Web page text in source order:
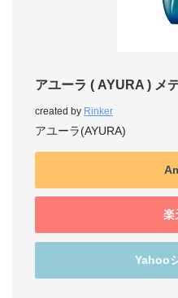
アユーラ ( AYURA ) メ
created by Rinker
アユーラ(AYURA)
楽
Yahoo